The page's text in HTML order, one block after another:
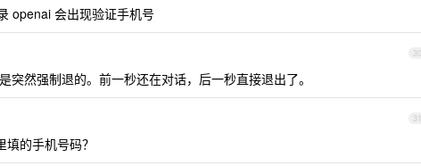
openai 会出现验证手机号
30
突然强制退的。前一秒还在对话，后一秒直接退出了。
31
的手机号码？